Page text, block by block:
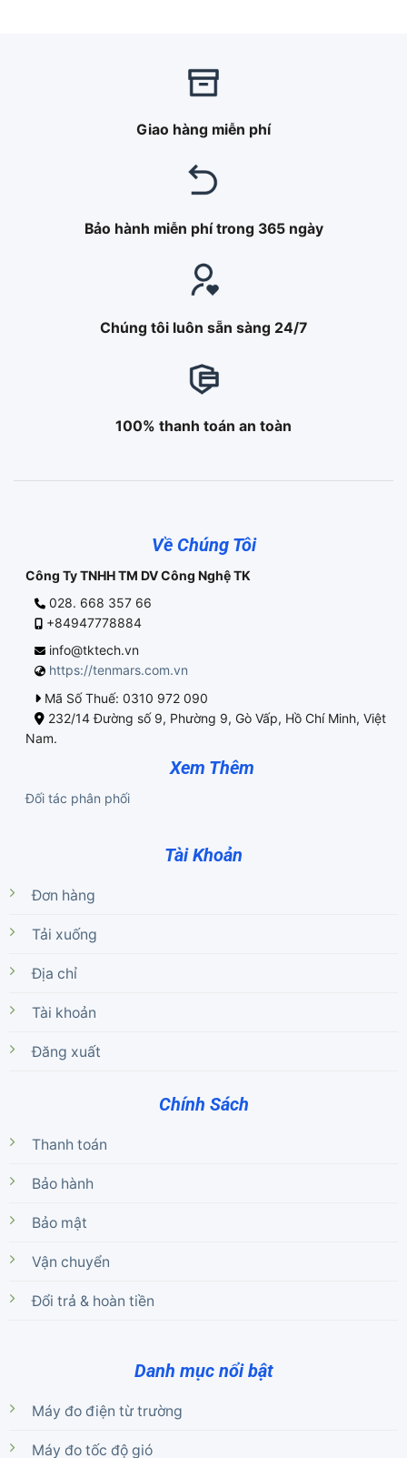
Giao hàng miễn phí
Bảo hành miễn phí trong 365 ngày
Chúng tôi luôn sẵn sàng 24/7
100% thanh toán an toàn
Về Chúng Tôi
Công Ty TNHH TM DV Công Nghệ TK
028. 668 357 66
+84947778884
info@tktech.vn
https://tenmars.com.vn
Mã Số Thuế: 0310 972 090
232/14 Đường số 9, Phường 9, Gò Vấp, Hồ Chí Minh, Việt
Nam.
Xem Thêm
Đối tác phân phối
Tài Khoản
Đơn hàng
Tải xuống
Địa chỉ
Tài khoản
Đăng xuất
Chính Sách
Thanh toán
Bảo hành
Bảo mật
Vận chuyển
Đổi trả & hoàn tiền
Danh mục nổi bật
Máy đo điện từ trường
Máy đo tốc độ gió